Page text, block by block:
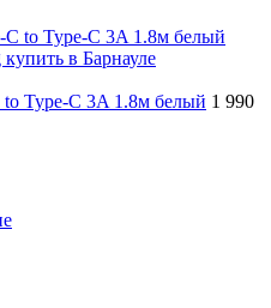
to Type-C 3A 1.8м белый 1 990